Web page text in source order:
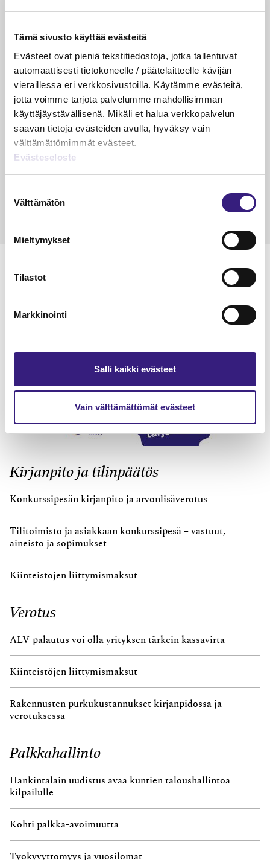
Tämä sivusto käyttää evästeitä
Evästeet ovat pieniä tekstitiedostoja, jotka tallentuvat
automaattisesti tietokoneelle / päätelaitteelle kävijän
vieraillessa eri verkkosivustoilla. Käytämme evästeitä,
jotta voimme tarjota palvelumme mahdollisimman
käyttäjäystävällisenä. Mikäli et halua verkkopalvelun
saavan tietoja evästeiden avulla, hyväksy vain
välttämättömimmät evästeet.
Evästeseloste
valinta
Välttämätön
Mieltymykset
Tilastot
Markkinointi
Salli kaikki evästeet
Vain välttämättömät evästeet
Honkala, Mari Viertola
Suurin riski ei ole enää virhe
kirjanpidossa
19.5.2026 1 min
KÄDET SAVESSA
Raportointi – aliarvostettu supervoima
24.3.2026 2 min
Kirjanpito ja tilinpäätös
Konkurssipesän kirjanpito ja arvonlisäverotus
Tilitoimisto ja asiakkaan konkurssipesä – vastuut,
aineisto ja sopimukset
Kiinteistöjen liittymismaksut
Verotus
ALV-palautus voi olla yrityksen tärkein kassavirta
Kiinteistöjen liittymismaksut
Rakennusten purkukustannukset kirjanpidossa ja
verotuksessa
Palkkahallinto
Hankintalain uudistus avaa kuntien taloushallintoa
kilpailulle
Kohti palkka-avoimuutta
Työkyvyttömyys ja vuosilomat